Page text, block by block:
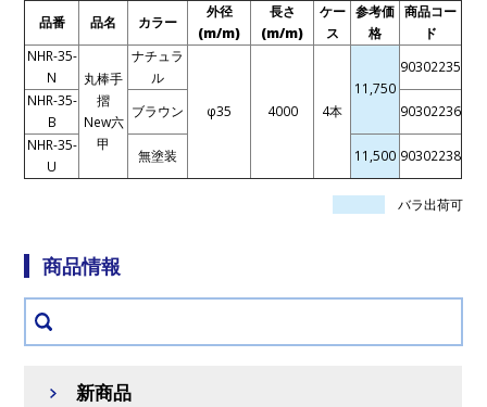
品番
品名 カラー
外径
(m/m)
長さ
(m/m)
ケー
ス
参考価
格
商品コー
ド
NHR-35-
N
丸棒手
摺
New六
甲
ナチュラ
ル
φ35
4000 4本
11,750
90302235
NHR-35-
B
ブラウン
90302236
NHR-35-
U
無塗装 11,500 90302238
バラ出荷可
商品情報
新商品